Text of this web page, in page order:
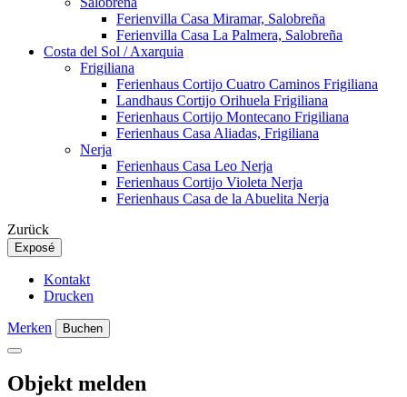
Ferienvilla Casa Miramar, Salobreña
Ferienvilla Casa La Palmera, Salobreña
Costa del Sol / Axarquia
Frigiliana
Ferienhaus Cortijo Cuatro Caminos Frigiliana
Landhaus Cortijo Orihuela Frigiliana
Ferienhaus Cortijo Montecano Frigiliana
Ferienhaus Casa Aliadas, Frigiliana
Nerja
Ferienhaus Casa Leo Nerja
Ferienhaus Cortijo Violeta Nerja
Ferienhaus Casa de la Abuelita Nerja
Zurück
Exposé
Kontakt
Drucken
Merken Buchen
Objekt melden